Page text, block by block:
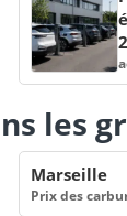
les
Marseille
Prix des